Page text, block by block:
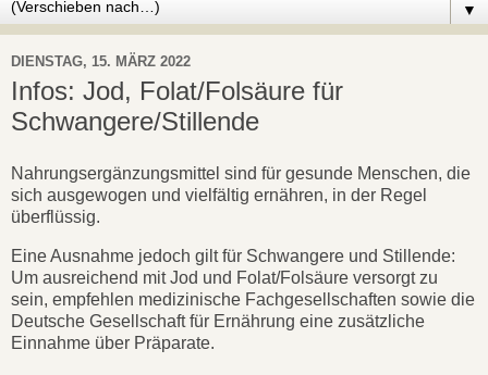
▼
DIENSTAG, 15. MÄRZ 2022
Infos: Jod, Folat/Folsäure für
Schwangere/Stillende
Nahrungsergänzungsmittel sind für gesunde Menschen, die
sich ausgewogen und vielfältig ernähren, in der Regel
überflüssig.
Eine Ausnahme jedoch gilt für Schwangere und Stillende:
Um ausreichend mit Jod und Folat/Folsäure versorgt zu
sein, empfehlen medizinische Fachgesellschaften sowie die
Deutsche Gesellschaft für Ernährung eine zusätzliche
Einnahme über Präparate.